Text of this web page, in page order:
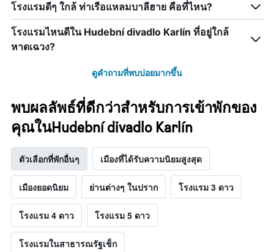
โรงแรมดีๆ ใกล้ ท่าเรือแหลมบาลีฮาย คือที่ไหน?
โรงแรมไหนดีใน Hudební divadlo Karlín ที่อยู่ใกล้
หาดเฉวง?
ดูคำถามที่พบบ่อยมากขึ้น
พบผลลัพธ์ที่ดีกว่าสำหรับการเข้าพักของ
คุณในHudební divadlo Karlín
ตัวเลือกที่พักอื่นๆ เมืองที่ได้รับความนิยมสูงสุด
เมืองยอดนิยม ย่านต่างๆ ในปราก โรงแรม 3 ดาว
โรงแรม 4 ดาว โรงแรม 5 ดาว
โรงแรมในสาธารณรัฐเช็ก